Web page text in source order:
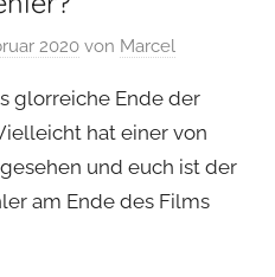
2020 von Marcel
glorreiche Ende der
hat einer von
und euch ist der
am Ende des Films